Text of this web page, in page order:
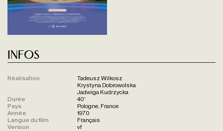
Infos
Réalisation
Tadeusz Wilkosz
Krystyna Dobrowolska
Jadwiga Kudrzycka
Durée
40'
Pays
Pologne, France
Année
1970
Langue du film
Français
Version
vf